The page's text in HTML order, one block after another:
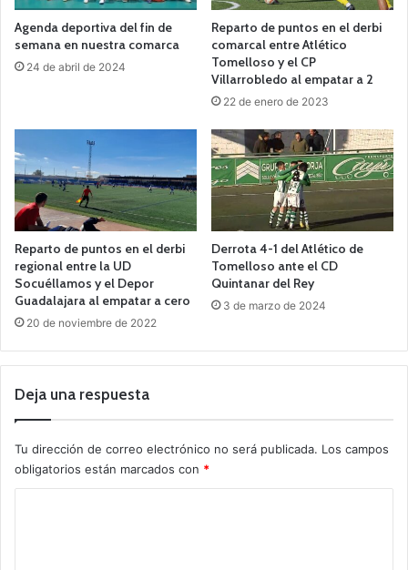
Agenda deportiva del fin de
semana en nuestra comarca
24 de abril de 2024
Reparto de puntos en el derbi
comarcal entre Atlético
Tomelloso y el CP
Villarrobledo al empatar a 2
22 de enero de 2023
Reparto de puntos en el derbi
regional entre la UD
Socuéllamos y el Depor
Guadalajara al empatar a cero
20 de noviembre de 2022
Derrota 4-1 del Atlético de
Tomelloso ante el CD
Quintanar del Rey
3 de marzo de 2024
Deja una respuesta
Tu dirección de correo electrónico no será publicada. Los campos
obligatorios están marcados con *